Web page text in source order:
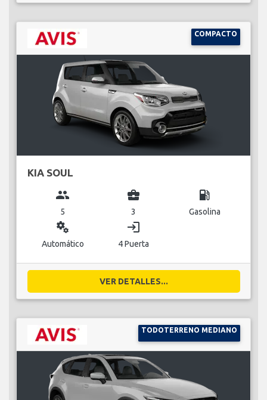
COMPACTO
KIA SOUL
group
5
business_center
3
local_gas_station
Gasolina
miscellaneous_services
Automático
login
4 Puerta
VER DETALLES...
TODOTERRENO MEDIANO